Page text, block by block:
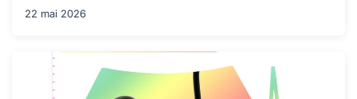
22 mai 2026